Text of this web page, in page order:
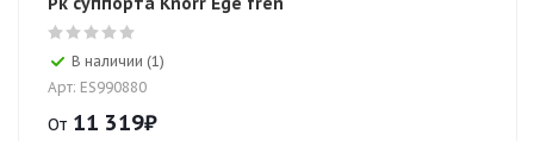
В наличии (1)
Арт: ES990880
От 11 319₽